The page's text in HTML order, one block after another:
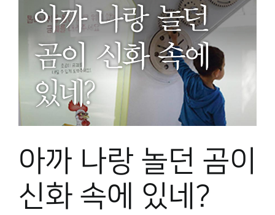
민속이야기
민속 인사이드
박물관 홈페이지
아까 나랑 놀던 곰이
신화 속에 있네?